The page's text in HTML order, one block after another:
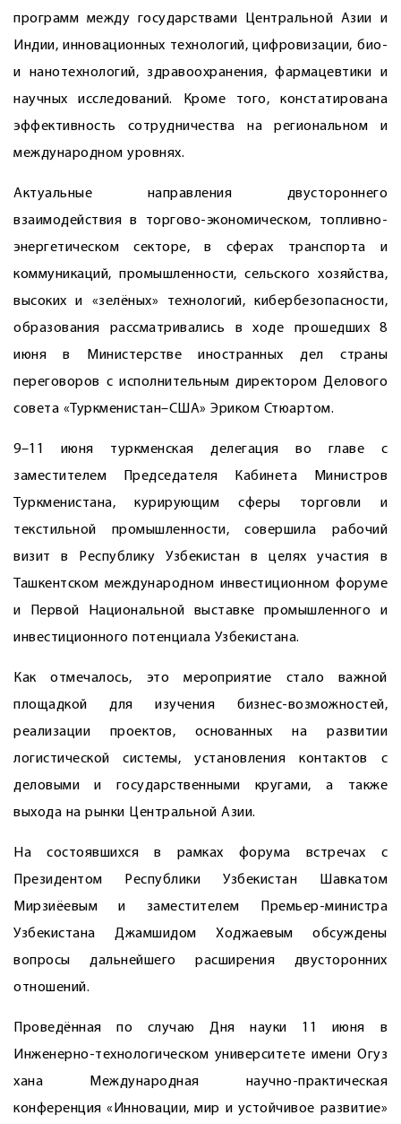
программ между государствами Центральной Азии и
Индии, инновационных технологий, цифровизации, био-
и нанотехнологий, здравоохранения, фармацевтики и
научных исследований. Кроме того, констатирована
эффективность сотрудничества на региональном и
международном уровнях.
Актуальные направления двустороннего
взаимодействия в торгово-экономическом, топливно-
энергетическом секторе, в сферах транспорта и
коммуникаций, промышленности, сельского хозяйства,
высоких и «зелёных» технологий, кибербезопасности,
образования рассматривались в ходе прошедших 8
июня в Министерстве иностранных дел страны
переговоров с исполнительным директором Делового
совета «Туркменистан–США» Эриком Стюартом.
9–11 июня туркменская делегация во главе с
заместителем Председателя Кабинета Министров
Туркменистана, курирующим сферы торговли и
текстильной промышленности, совершила рабочий
визит в Республику Узбекистан в целях участия в
Ташкентском международном инвестиционном форуме
и Первой Национальной выставке промышленного и
инвестиционного потенциала Узбекистана.
Как отмечалось, это мероприятие стало важной
площадкой для изу­чения бизнес-возможностей,
реализации проектов, основанных на развитии
логистической системы, установления контактов с
деловыми и государственными кругами, а также
выхода на рынки Центральной Азии.
На состоявшихся в рамках форума встречах с
Президентом Республики Узбекистан Шавкатом
Мирзиёевым и заместителем Премьер-министра
Узбекистана Джамшидом Ходжаевым обсуждены
вопросы дальнейшего расширения двусторонних
отношений.
Проведённая по случаю Дня науки 11 июня в
Инженерно-технологическом университете имени Огуз
хана Международная научно-практическая
конференция «Инновации, мир и устойчивое развитие»